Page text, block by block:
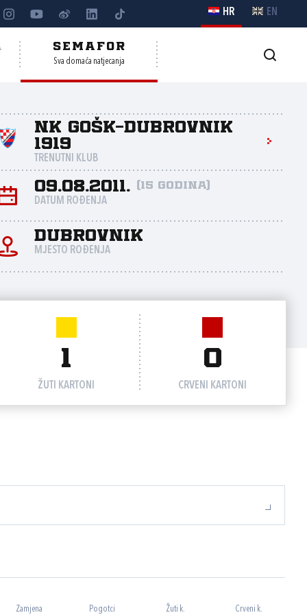
HR EN
SEMAFOR
Sva domaća natjecanja
NK GOŠK-Dubrovnik
1919
TRENUTNI KLUB
09.08.2011. (15 godina)
DATUM ROĐENJA
Dubrovnik
MJESTO ROĐENJA
1
ŽUTI KARTONI
0
CRVENI KARTONI
Zamjena Pogotci Žuti k. Crveni k.